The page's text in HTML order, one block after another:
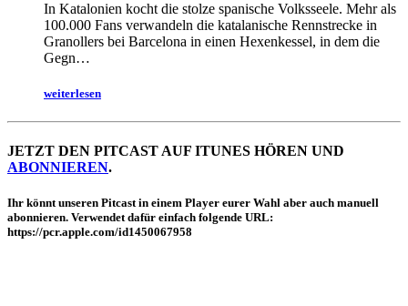
In Katalonien kocht die stolze spanische Volksseele. Mehr als
100.000 Fans verwandeln die katalanische Rennstrecke in
Granollers bei Barcelona in einen Hexenkessel, in dem die
Gegn…
weiterlesen
JETZT DEN PITCAST AUF ITUNES HÖREN UND
ABONNIEREN.
Ihr könnt unseren Pitcast in einem Player eurer Wahl aber auch manuell
abonnieren. Verwendet dafür einfach folgende URL:
https://pcr.apple.com/id1450067958